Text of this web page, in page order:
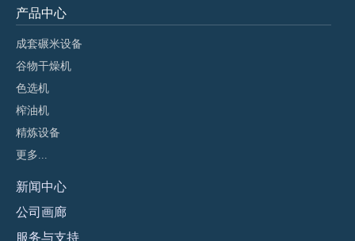
产品中心
成套碾米设备
谷物干燥机
色选机
榨油机
精炼设备
更多...
新闻 中心
公司画廊
服务与支持